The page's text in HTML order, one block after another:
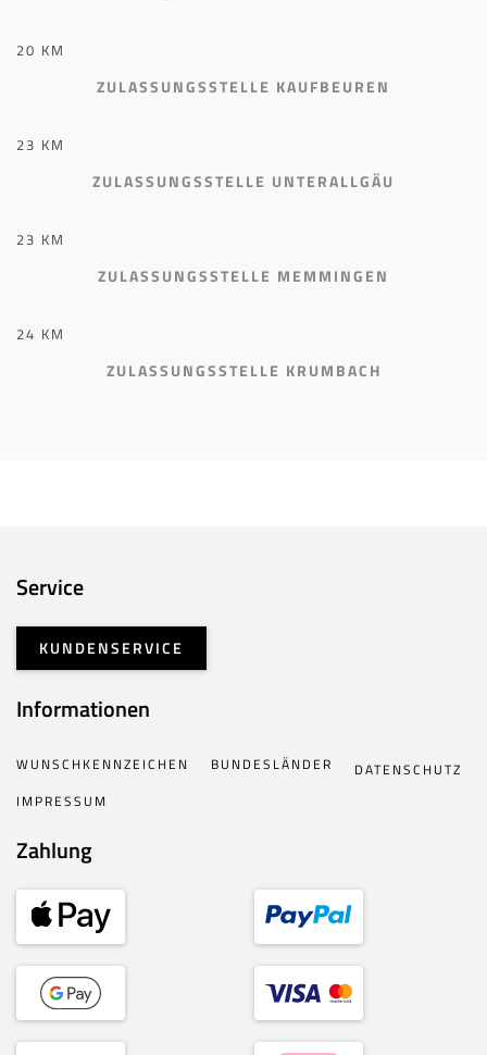
20 KM
ZULASSUNGSSTELLE KAUFBEUREN
23 KM
ZULASSUNGSSTELLE UNTERALLGÄU
23 KM
ZULASSUNGSSTELLE MEMMINGEN
24 KM
ZULASSUNGSSTELLE KRUMBACH
Service
KUNDENSERVICE
Informationen
WUNSCHKENNZEICHEN BUNDESLÄNDER
DATENSCHUTZ
IMPRESSUM
Zahlung